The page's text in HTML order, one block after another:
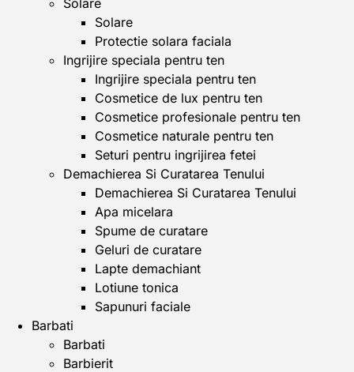
Solare
Solare
Protectie solara faciala
Ingrijire speciala pentru ten
Ingrijire speciala pentru ten
Cosmetice de lux pentru ten
Cosmetice profesionale pentru ten
Cosmetice naturale pentru ten
Seturi pentru ingrijirea fetei
Demachierea Si Curatarea Tenului
Demachierea Si Curatarea Tenului
Apa micelara
Spume de curatare
Geluri de curatare
Lapte demachiant
Lotiune tonica
Sapunuri faciale
Barbati
Barbati
Barbierit